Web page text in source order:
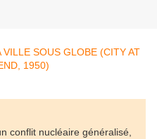
conflit nucléaire généralisé,